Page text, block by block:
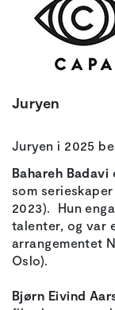
Juryen
Juryen i 2025
Bahareh Badavi
som
2023). Hun
talenter, og var
arrangementet
Oslo).
Bjørn Eivind